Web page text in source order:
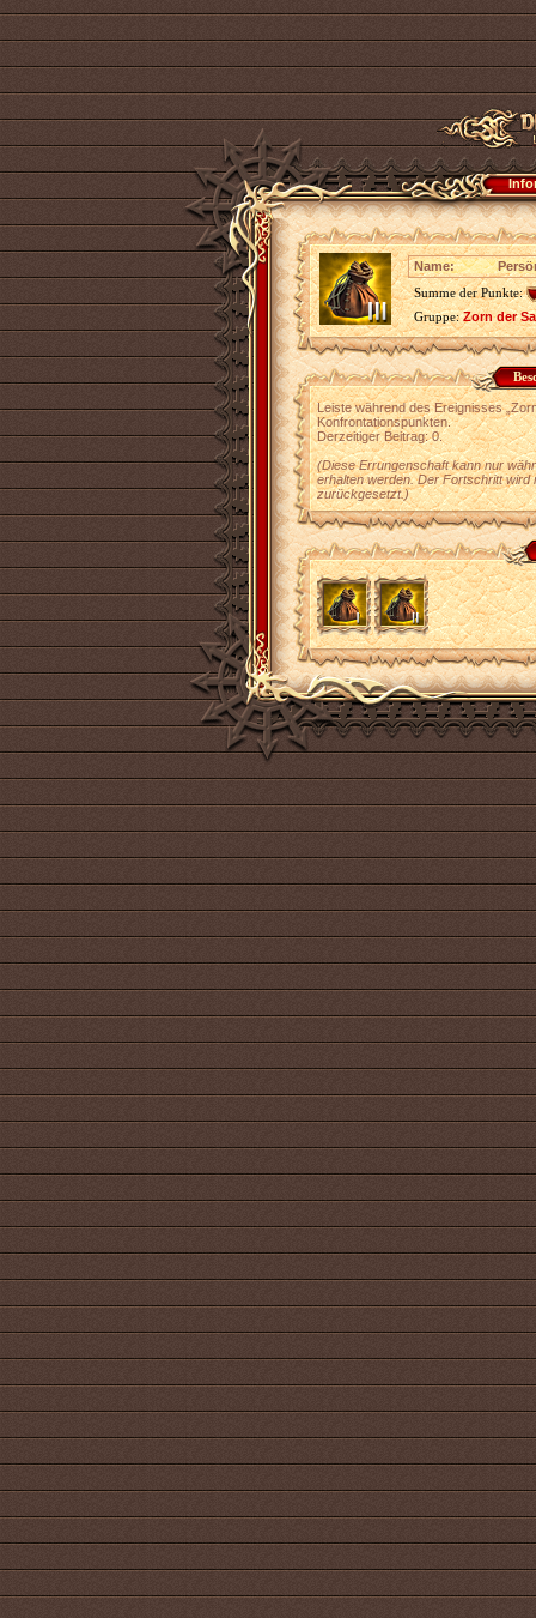
Name:
Summe der Punkte:
Gruppe:Zorn der
Leiste während des Ereignisses
Konfrontationspunkten.
Derzeitiger Beitrag: 0.
(Diese Errungenschaft kann nur
erhalten werden. Der Fortschritt wird
zurückgesetzt.)